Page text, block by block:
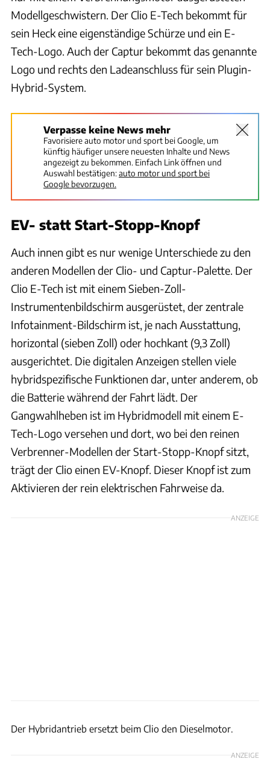
Modellgeschwistern. Der Clio E-Tech bekommt für
sein Heck eine eigenständige Schürze und ein E-
Tech-Logo. Auch der Captur bekommt das genannte
Logo und rechts den Ladeanschluss für sein Plugin-
Hybrid-System.
Verpasse keine News mehr
Favorisiere auto motor und sport bei Google, um
künftig häufiger unsere neuesten Inhalte und News
angezeigt zu bekommen. Einfach Link öffnen und
Auswahl bestätigen:auto motor und sport bei
Google bevorzugen.
EV- statt Start-Stopp-Knopf
Auch innen gibt es nur wenige Unterschiede zu den
anderen Modellen der Clio- und Captur-Palette. Der
Clio E-Tech ist mit einem Sieben-Zoll-
Instrumentenbildschirm ausgerüstet, der zentrale
Infotainment-Bildschirm ist, je nach Ausstattung,
horizontal (sieben Zoll) oder hochkant (9,3 Zoll)
ausgerichtet. Die digitalen Anzeigen stellen viele
hybridspezifische Funktionen dar, unter anderem, ob
die Batterie während der Fahrt lädt. Der
Gangwahlheben ist im Hybridmodell mit einem E-
Tech-Logo versehen und dort, wo bei den reinen
Verbrenner-Modellen der Start-Stopp-Knopf sitzt,
trägt der Clio einen EV-Knopf. Dieser Knopf ist zum
Aktivieren der rein elektrischen Fahrweise da.
ANZEIGE
Der Hybridantrieb ersetzt beim Clio den Dieselmotor.
ANZEIGE